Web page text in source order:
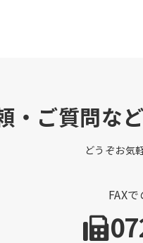
・ご質問な
どうぞお気
FAX